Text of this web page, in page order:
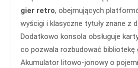
gier retro, obejmujących
wyścigi i klasyczne tytuły znane z
Dodatkowo konsola obsługuje
co pozwala rozbudować bibliotekę
Akumulator litowo-jonowy o